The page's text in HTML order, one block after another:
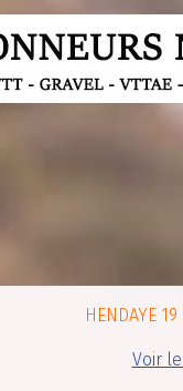
HENDAYE
Voir